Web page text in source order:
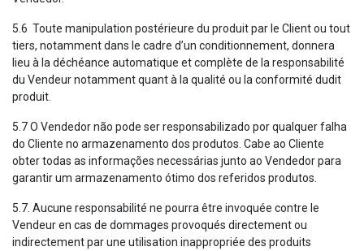
5.6 Toute manipulation postérieure du produit par le Client ou tout
tiers, notamment dans le cadre d’un conditionnement, donnera
lieu à la déchéance automatique et complète de la responsabilité
du Vendeur notamment quant à la qualité ou la conformité dudit
produit.
5.7 O Vendedor não pode ser responsabilizado por qualquer falha
do Cliente no armazenamento dos produtos. Cabe ao Cliente
obter todas as informações necessárias junto ao Vendedor para
garantir um armazenamento ótimo dos referidos produtos.
5.7. Aucune responsabilité ne pourra être invoquée contre le
Vendeur en cas de dommages provoqués directement ou
indirectement par une utilisation inappropriée des produits